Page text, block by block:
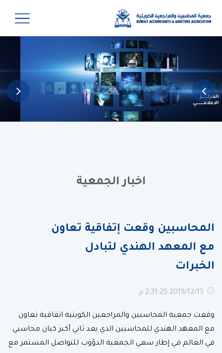
اخبار الجمعية
المحاسبين وقعت إتفاقية تعاون
مع المعهد الهندي لتبادل
الخبرات
15‏‏/12‏‏/2019 2:31:25 م
وقعت جمعية المحاسبين والمراجعين الكويتية اتفاقية تعاون
مع المعهد الهندي للمحاسبين الذي يعد ثاني أكبر كيان محاسبي
في العالم في إطار سعي الجمعية الدؤوب للتواصل المستمر مع